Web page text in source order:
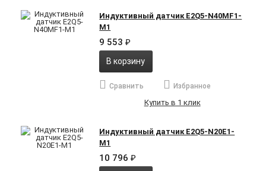
Индуктивный датчик E2Q5-N40MF1-
M1
9 553₽
В корзину
Сравнить Избранное
Купить в 1 клик
Индуктивный датчик E2Q5-N20E1-
M1
10 796₽